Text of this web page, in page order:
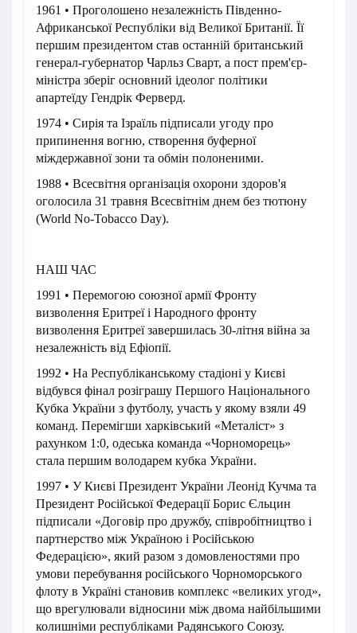
1961 • Проголошено незалежність Південно-
Африканської Республіки від Великої Британії. Її
першим президентом став останній британський
генерал-губернатор Чарльз Сварт, а пост прем'єр-
міністра зберіг основний ідеолог політики
апартеїду Гендрік Ферверд.
1974 • Сирія та Ізраїль підписали угоду про
припинення вогню, створення буферної
міждержавної зони та обмін полоненими.
1988 • Всесвітня організація охорони здоров'я
оголосила 31 травня Всесвітнім днем без тютюну
(World No-Tobacco Day).
НАШ ЧАС
1991 • Перемогою союзної армії Фронту
визволення Еритреї і Народного фронту
визволення Еритреї завершилась 30-літня війна за
незалежність від Ефіопії.
1992 • На Республіканському стадіоні у Києві
відбувся фінал розіграшу Першого Національного
Кубка України з футболу, участь у якому взяли 49
команд. Перемігши харківський «Металіст» з
рахунком 1:0, одеська команда «Чорноморець»
стала першим володарем кубка України.
1997 • У Києві Президент України Леонід Кучма та
Президент Російської Федерації Борис Єльцин
підписали «Договір про дружбу, співробітництво і
партнерство між Україною і Російською
Федерацією», який разом з домовленостями про
умови перебування російського Чорноморського
флоту в Україні становив комплекс «великих угод»,
що врегулювали відносини між двома найбільшими
колишніми республіками Радянського Союзу.